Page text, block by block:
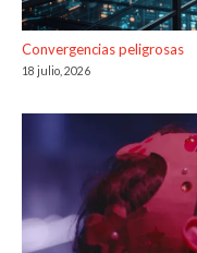
Convergencias peligrosas
18 julio, 2026